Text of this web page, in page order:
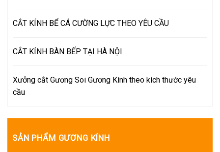
CẮT KÍNH BỂ CÁ CƯỜNG LỰC THEO YÊU CẦU
CẮT KÍNH BÀN BẾP TẠI HÀ NỘI
Xưởng cắt Gương Soi Gương Kính theo kích thước yêu
cầu
SẢN PHẨM GƯƠNG KÍNH